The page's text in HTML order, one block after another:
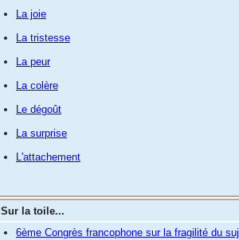
La joie
La tristesse
La peur
La colère
Le dégoût
La surprise
L'attachement
Sur la toile...
6ème Congrès francophone sur la fragilité du